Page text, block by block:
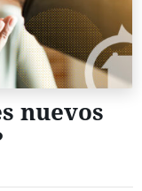
nuevos